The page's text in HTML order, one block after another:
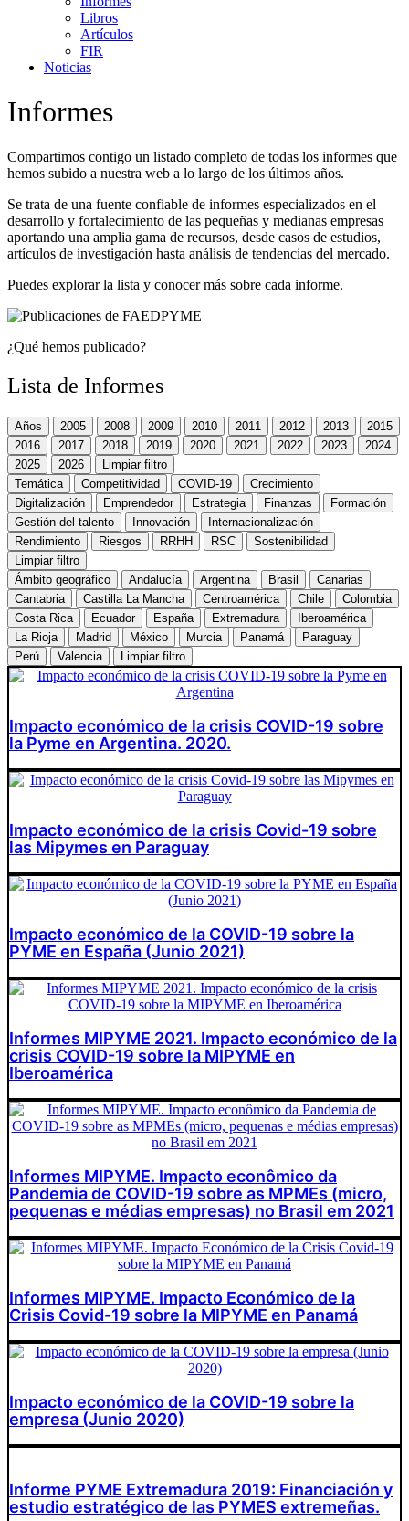
Libros
Artículos
FIR
Noticias
Informes
Compartimos contigo un listado completo de todas los informes que
hemos subido a nuestra web a lo largo de los últimos años.
Se trata de una fuente confiable de informes especializados en el
desarrollo y fortalecimiento de las pequeñas y medianas empresas
aportando una amplia gama de recursos, desde casos de estudios,
artículos de investigación hasta análisis de tendencias del mercado.
Puedes explorar la lista y conocer más sobre cada informe.
¿Qué hemos publicado?
Lista de Informes
Años 2005 2008 2009 2010 2011 2012 2013
2015
2016
2017 2018 2019 2020 2021 2022 2023
2024
2025
2026
Limpiar filtro
Temática
Competitividad COVID-19
Crecimiento
Digitalización
Emprendedor Estrategia Finanzas
Formación
Gestión del talento
Innovación
Internacionalización
Rendimiento
Riesgos RRHH RSC
Sostenibilidad
Limpiar filtro
Ámbito geográfico
Andalucía Argentina Brasil
Canarias
Cantabria
Castilla La Mancha Centroamérica Chile
Colombia
Costa Rica
Ecuador España Extremadura
Iberoamérica
La Rioja
Madrid México Murcia Panamá
Paraguay
Perú
Valencia Limpiar filtro
Impacto económico de la crisis COVID-19 sobre
la Pyme en Argentina. 2020.
Impacto económico de la crisis Covid-19 sobre
las Mipymes en Paraguay
Impacto económico de la COVID-19 sobre la
PYME en España (Junio 2021)
Informes MIPYME 2021. Impacto económico de la
crisis COVID-19 sobre la MIPYME en
Iberoamérica
Informes MIPYME. Impacto econômico da
Pandemia de COVID-19 sobre as MPMEs (micro,
pequenas e médias empresas) no Brasil em 2021
Informes MIPYME. Impacto Económico de la
Crisis Covid-19 sobre la MIPYME en Panamá
Impacto económico de la COVID-19 sobre la
empresa (Junio 2020)
Informe PYME Extremadura 2019: Financiación y
estudio estratégico de las PYMES extremeñas.